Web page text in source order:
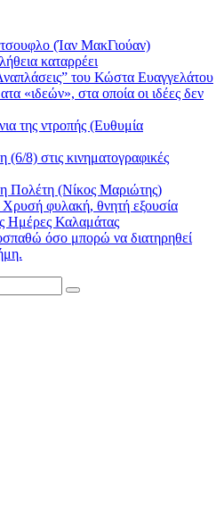
(Ίαν ΜακΓιούαν)
καταρρέει
του Κώστα Ευαγγελάτου
«ιδεών», στα οποία οι ιδέες δεν
της ντροπής (Ευθυμία
8) στις κινηματογραφικές
Πολέτη (Νίκος Μαριώτης)
φυλακή, θνητή εξουσία
Ημέρες Καλαμάτας
όσο μπορώ να διατηρηθεί